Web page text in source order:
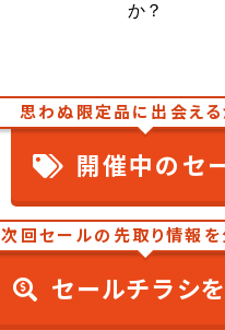
か？
思わぬ限定品に出会える
開催中のセ
次回セールの先取り情報を
セールチラシ